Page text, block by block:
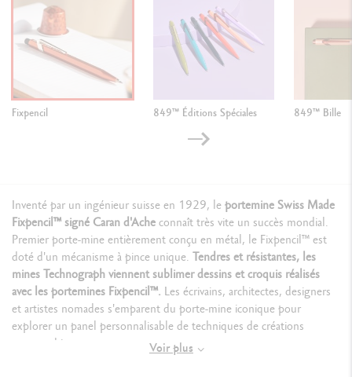
Fixpencil 849™ Éditions Spéciales 849™ Bille
Inventé par un ingénieur suisse en 1929, leportemine Swiss Made
Fixpencil™ signé Caran d'Acheconnaît très vite un succès mondial.
Premier porte-mine entièrement conçu en métal, le Fixpencil™ est
doté d'un mécanisme à pince unique. Tendres et résistantes, les
mines Technograph viennent sublimer dessins et croquis réalisés
avec les portemines Fixpencil™. Les écrivains, architectes, designers
et artistes nomades s'emparent du porte-mine iconique pour
explorer un panel personnalisable de techniques de créations
typographiques.
Voir plus